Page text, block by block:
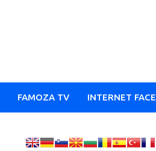
FAMOZA TV INTERNET FACE